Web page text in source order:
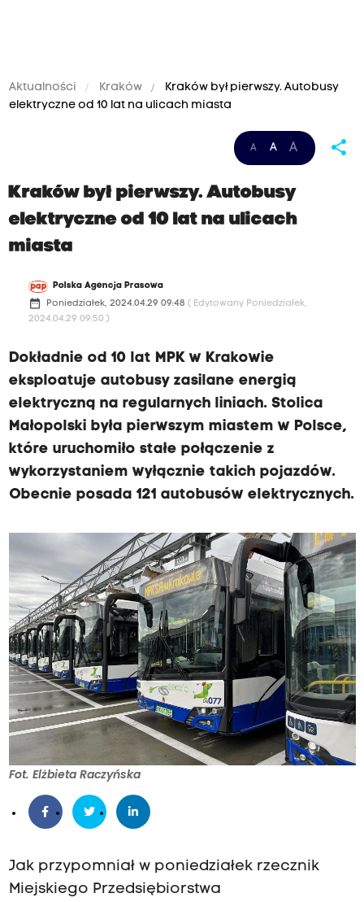
Aktualności Kraków
Kraków był pierwszy. Autobusy
elektryczne od 10 lat na ulicach miasta
A A A share
Kraków był pierwszy. Autobusy
elektryczne od 10 lat na ulicach
miasta
Polska Agencja Prasowa
date_range Poniedziałek, 2024.04.29 09:48 ( Edytowany Poniedziałek,
2024.04.29 09:50 )
Dokładnie od 10 lat MPK w Krakowie
eksploatuje autobusy zasilane energią
elektryczną na regularnych liniach. Stolica
Małopolski była pierwszym miastem w Polsce,
które uruchomiło stałe połączenie z
wykorzystaniem wyłącznie takich pojazdów.
Obecnie posada 121 autobusów elektrycznych.
Fot. Elżbieta Raczyńska
Jak przypomniał w poniedziałek rzecznik
Miejskiego Przedsiębiorstwa